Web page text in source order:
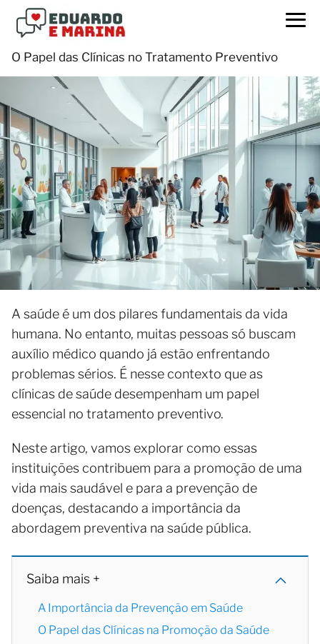
O Papel das Clínicas no Tratamento Preventivo
A saúde é um dos pilares fundamentais da vida
humana. No entanto, muitas pessoas só buscam
auxílio médico quando já estão enfrentando
problemas sérios. É nesse contexto que as
clínicas de saúde desempenham um papel
essencial no tratamento preventivo.
Neste artigo, vamos explorar como essas
instituições contribuem para a promoção de uma
vida mais saudável e para a prevenção de
doenças, destacando a importância da
abordagem preventiva na saúde pública.
Saiba mais +
A Importância da Prevenção em Saúde
O Papel das Clínicas na Promoção da Saúde